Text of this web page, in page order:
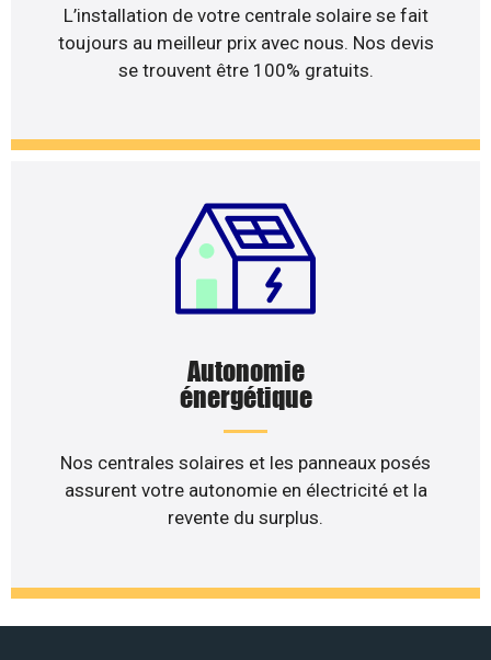
L’installation de votre centrale solaire se fait
toujours au meilleur prix avec nous. Nos devis
se trouvent être 100% gratuits.
Autonomie
énergétique
Nos centrales solaires et les panneaux posés
assurent votre autonomie en électricité et la
revente du surplus.